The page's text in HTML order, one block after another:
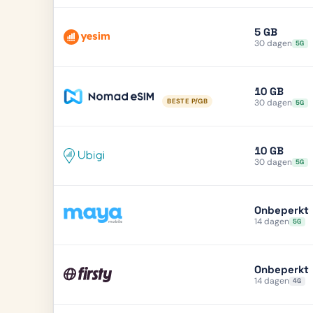
5 GB
30 dagen 5G
BESTE P/GB
10 GB
30 dagen 5G
10 GB
30 dagen 5G
Onbeperkt
14 dagen 5G
Onbeperkt
14 dagen 4G